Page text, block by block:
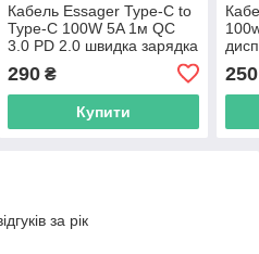
Кабель Essager Type-C to
Type-C 100W 5A 1м QC
3.0 PD 2.0 швидка зарядка
чорний
290₴
Купити
250
за рік